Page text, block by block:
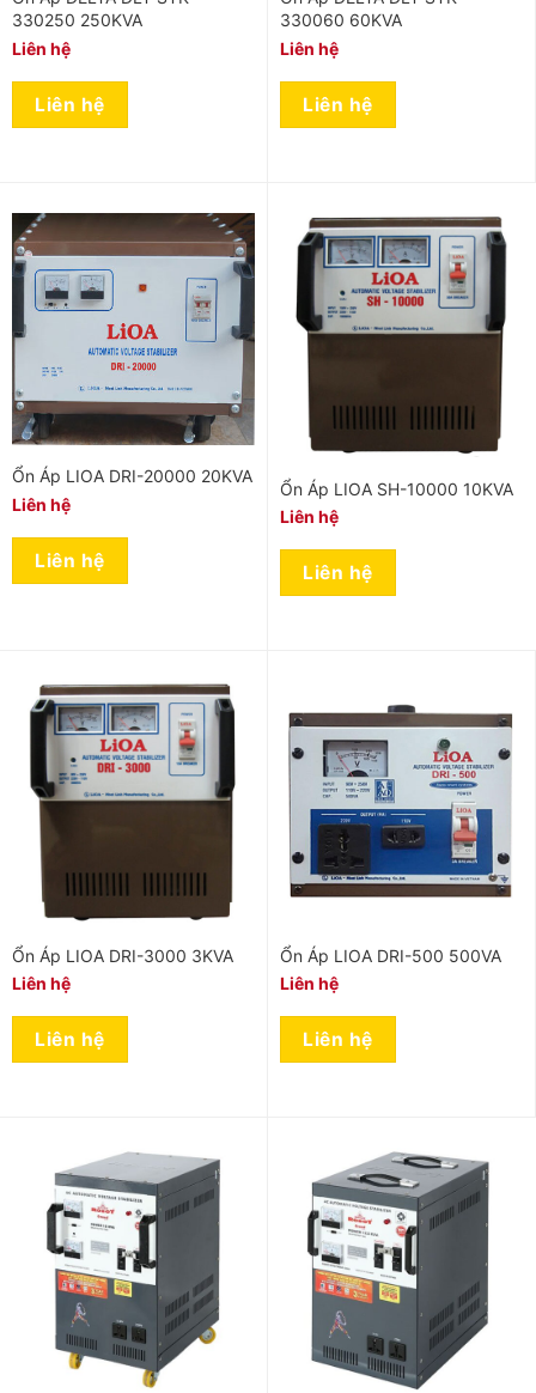
330250 250KVA
Liên hệ
Liên hệ
330060 60KVA
Liên hệ
Liên hệ
Ổn Áp LIOA DRI-20000 20KVA
Liên hệ
Liên hệ
Ổn Áp LIOA SH-10000 10KVA
Liên hệ
Liên hệ
Ổn Áp LIOA DRI-3000 3KVA
Liên hệ
Liên hệ
Ổn Áp LIOA DRI-500 500VA
Liên hệ
Liên hệ